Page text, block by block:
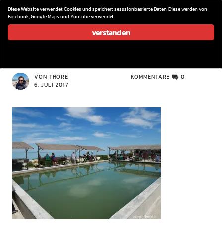
wieder los…
VON THORE
6. JULI 2017
KOMMENTARE 0
Diese Website verwendet Cookies und speichert sesssionbasierte Daten. Diese werden von
Facebook, Google Maps und Youtube verwendet.
verstanden